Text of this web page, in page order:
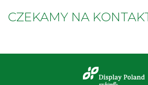
CZEKAMY NA